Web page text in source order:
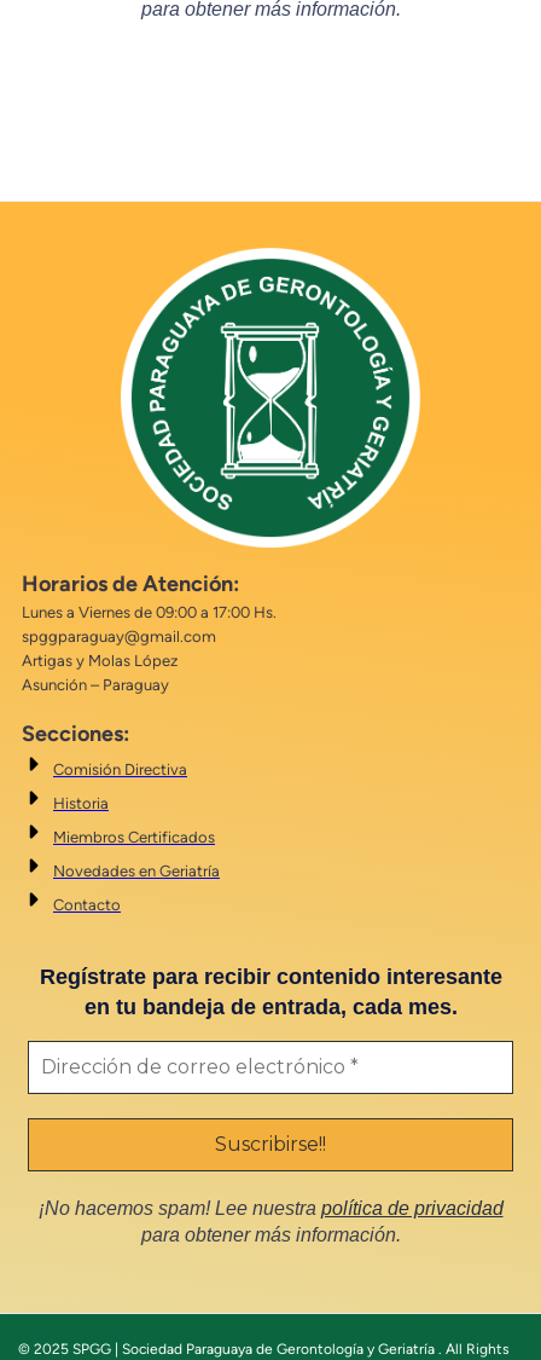
para obtener más información.
Horarios de Atención:
Lunes a Viernes de 09:00 a 17:00 Hs.
spggparaguay@gmail.com
Artigas y Molas López
Asunción – Paraguay
Secciones:
Comisión Directiva
Historia
Miembros Certificados
Novedades en Geriatría
Contacto
Regístrate para recibir contenido interesante
en tu bandeja de entrada, cada mes.
¡No hacemos spam! Lee nuestra política de privacidad
para obtener más información.
© 2025 SPGG | Sociedad Paraguaya de Gerontología y Geriatría . All Rights